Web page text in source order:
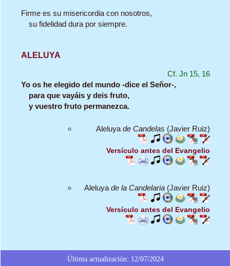
Firme es su misericordia con nosotros,
su fidelidad dura por siempre.
ALELUYA
Cf. Jn 15, 16
Yo os he elegido del mundo -dice el Señor-,
para que vayáis y deis fruto,
y vuestro fruto permanezca.
Aleluya de Candelas (Javier Ruiz)
Versículo antes del Evangelio
Aleluya de la Candelaria (Javier Ruiz)
Versículo antes del Evangelio
Última actualización: 12/07/2024